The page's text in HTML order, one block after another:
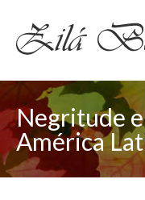
Negritude
América